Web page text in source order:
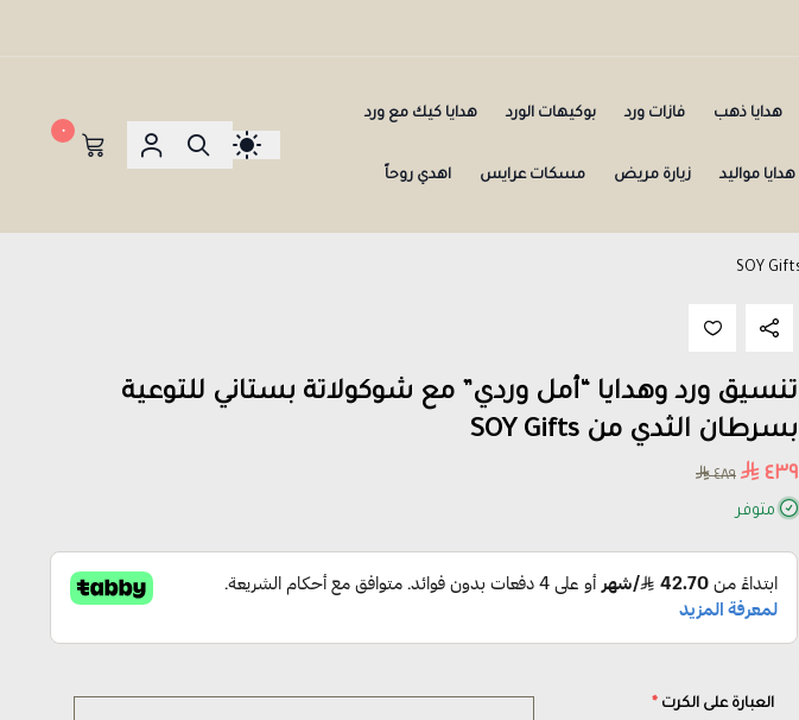
هدايا ذهب فازات ورد بوكيهات الورد هدايا كيك مع ورد
هدايا مواليد زيارة مريض مسكات عرايس اهدي روحاً
٠
تنسيق ورد وهدايا “أمل وردي” مع شوكولاتة بستاني للتوعية
بسرطان الثدي من SOY Gifts
٤٣٩
٤٨٩
متوفر
العبارة على الكرت *